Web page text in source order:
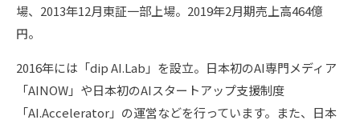
場、2013年12月東証一部上場。2019年2月期売上高464億
円。
2016年には「dip AI.Lab」を設立。日本初のAI専門メディア
「AINOW」や日本初のAIスタートアップ支援制度
「AI.Accelerator」の運営などを行っています。また、日本